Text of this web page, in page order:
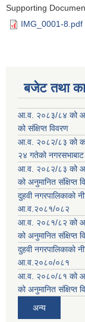
Supporting
IMG_0001-8.pdf
बजेट तथा
आ.व. २०८३/८४ को
को संक्षिप्त विवरण
आ.व. २०८२/८३ को
२४ गतेको
आ.व. २०८२/८३ को
को अनुमानित संक्षिप्त
दुहवी नगरपालिकाको
आ.व.२०८१/०८२
आ.व. २०८१/८२ को
को अनुमानित संक्षिप्त
दुहवी नगरपालिकाको
आ.व.२०८०/०८१
आ.व. २०८०/८१ को
को अनुमानित संक्षिप्त
अन्य